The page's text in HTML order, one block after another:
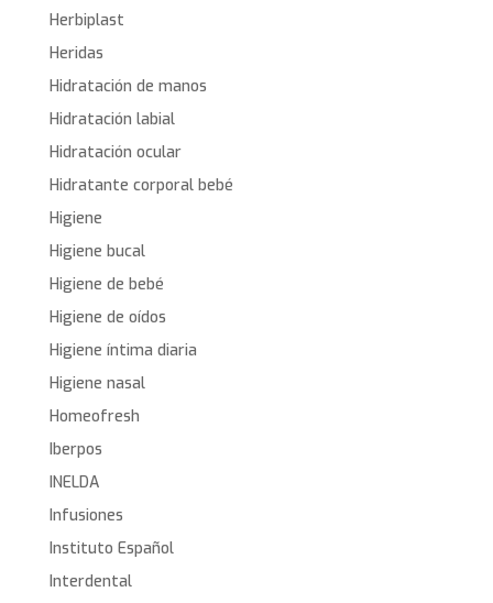
Herbiplast
Heridas
Hidratación de manos
Hidratación labial
Hidratación ocular
Hidratante corporal bebé
Higiene
Higiene bucal
Higiene de bebé
Higiene de oídos
Higiene íntima diaria
Higiene nasal
Homeofresh
Iberpos
INELDA
Infusiones
Instituto Español
Interdental